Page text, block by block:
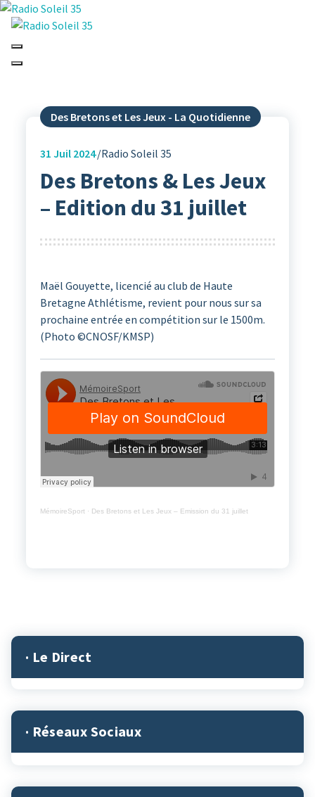
Aller
contenu
La Radio Des Marches de Bretagne !
Des Bretons et Les Jeux - La Quotidienne
31 Juil 2024 Radio Soleil 35
Des Bretons & Les Jeux
– Edition du 31 juillet
Maël Gouyette, licencié au club de Haute
Bretagne Athlétisme, revient pour nous sur sa
prochaine entrée en compétition sur le 1500m.
(Photo ©CNOSF/KMSP)
MémoireSport · Des Bretons et Les Jeux – Emission du 31 juillet
· Le Direct
· Réseaux Sociaux